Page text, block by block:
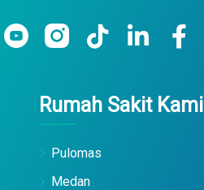
Rumah Sakit Kami
Pulomas
Medan